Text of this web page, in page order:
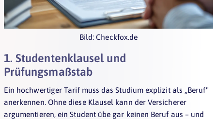
Bild: Checkfox.de
1. Studentenklausel und
Prüfungsmaßstab
Ein hochwertiger Tarif muss das Studium explizit als „Beruf"
anerkennen. Ohne diese Klausel kann der Versicherer
argumentieren, ein Student übe gar keinen Beruf aus – und